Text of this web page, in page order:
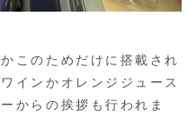
このためだけに搭載され
インかオレンジジュース
からの挨拶も行われま